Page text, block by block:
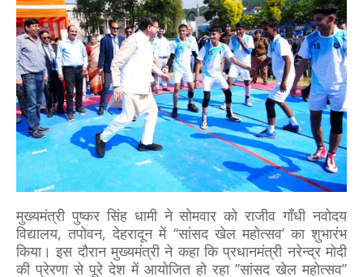
मुख्यमंत्री पुष्कर सिंह धामी ने सोमवार को राजीव गाँधी नवोदय
विद्यालय, तपोवन, देहरादून में ‘‘सांसद खेल महोत्सव’ का शुभारंभ
किया। इस दौरान मुख्यमंत्री ने कहा कि प्रधानमंत्री नरेन्द्र मोदी
की प्रेरणा से पूरे देश में आयोजित हो रहा ’’सांसद खेल महोत्सव’’